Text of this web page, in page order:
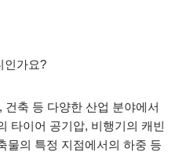
인가요?
축 등 다양한 산업 분야에서
타이어 공기압, 비행기의 캐빈
물의 특정 지점에서의 하중 등